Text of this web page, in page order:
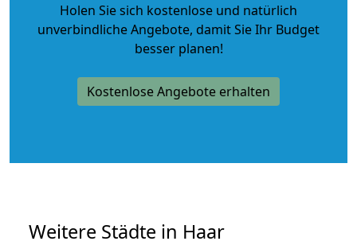
Holen Sie sich kostenlose und natürlich
unverbindliche Angebote, damit Sie Ihr Budget
besser planen!
Kostenlose Angebote erhalten
Weitere Städte in Haar